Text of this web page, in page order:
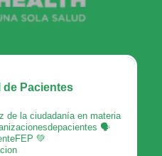
de Pacientes
la ciudadanía en materia
🗣
💚